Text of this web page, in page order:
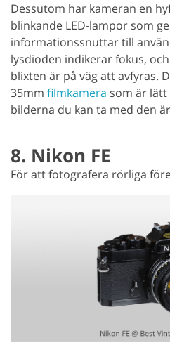
Dessutom har kameran en
blinkande LED-lampor som
informationssnuttar till
lysdioden indikerar fokus,
blixten är på väg att avfyras.
35mm filmkamera som är lätt
bilderna du kan ta med den
8. Nikon FE
För att fotografera rörliga